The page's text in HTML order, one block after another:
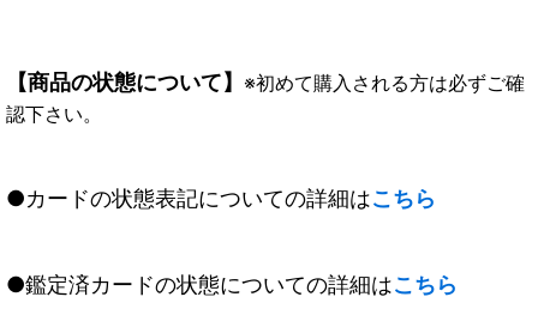
【商品の状態について】 ※初めて購入される方は必ずご確
認下さい。
●カードの状態表記についての詳細はこちら
●鑑定済カードの状態についての詳細はこちら